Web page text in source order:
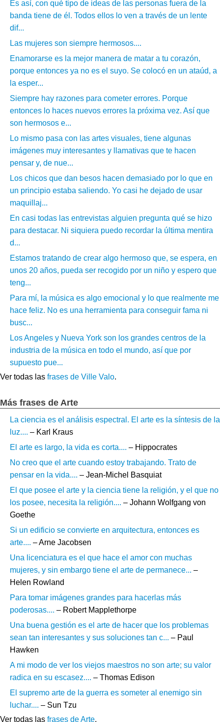
Es así, con qué tipo de ideas de las personas fuera de la
banda tiene de él. Todos ellos lo ven a través de un lente
dif...
Las mujeres son siempre hermosos....
Enamorarse es la mejor manera de matar a tu corazón,
porque entonces ya no es el suyo. Se colocó en un ataúd, a
la esper...
Siempre hay razones para cometer errores. Porque
entonces lo haces nuevos errores la próxima vez. Así que
son hermosos e...
Lo mismo pasa con las artes visuales, tiene algunas
imágenes muy interesantes y llamativas que te hacen
pensar y, de nue...
Los chicos que dan besos hacen demasiado por lo que en
un principio estaba saliendo. Yo casi he dejado de usar
maquillaj...
En casi todas las entrevistas alguien pregunta qué se hizo
para destacar. Ni siquiera puedo recordar la última mentira
d...
Estamos tratando de crear algo hermoso que, se espera, en
unos 20 años, pueda ser recogido por un niño y espero que
teng...
Para mí, la música es algo emocional y lo que realmente me
hace feliz. No es una herramienta para conseguir fama ni
busc...
Los Angeles y Nueva York son los grandes centros de la
industria de la música en todo el mundo, así que por
supuesto pue...
Ver todas las frases de Ville Valo.
Más frases de Arte
La ciencia es el análisis espectral. El arte es la síntesis de la
luz.... – Karl Kraus
El arte es largo, la vida es corta.... – Hippocrates
No creo que el arte cuando estoy trabajando. Trato de
pensar en la vida.... – Jean-Michel Basquiat
El que posee el arte y la ciencia tiene la religión, y el que no
los posee, necesita la religión.... – Johann Wolfgang von
Goethe
Si un edificio se convierte en arquitectura, entonces es
arte.... – Arne Jacobsen
Una licenciatura es el que hace el amor con muchas
mujeres, y sin embargo tiene el arte de permanece... –
Helen Rowland
Para tomar imágenes grandes para hacerlas más
poderosas.... – Robert Mapplethorpe
Una buena gestión es el arte de hacer que los problemas
sean tan interesantes y sus soluciones tan c... – Paul
Hawken
A mi modo de ver los viejos maestros no son arte; su valor
radica en su escasez.... – Thomas Edison
El supremo arte de la guerra es someter al enemigo sin
luchar.... – Sun Tzu
Ver todas las frases de Arte.